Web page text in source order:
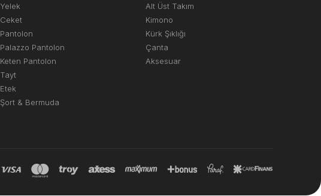
Yelek
Ceket
Pantolon
Palazzo Pantolon
Keten Pantolon
Tayt
Etek
Şort & Bermuda
Alt Üst Takım
Kimono
Kürk Şıklığı
Çanta
Aksesuar